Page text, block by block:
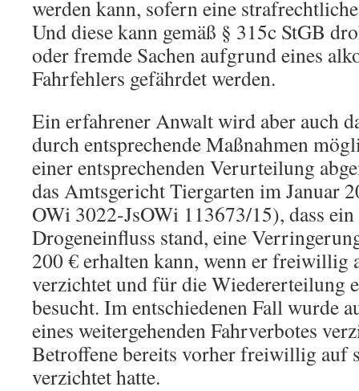
werden kann, sofern eine
Und diese kann gemäß § 315c StGB
oder fremde Sachen aufgrund eines
Fahrfehlers gefährdet werden.
Ein erfahrener Anwalt wird aber auch
durch entsprechende Maßnahmen
einer entsprechenden Verurteilung
das Amtsgericht Tiergarten im Januar
OWi 3022-JsOWi 113673/15), dass
Drogeneinfluss stand, eine
200 € erhalten kann, wenn er freiwillig
verzichtet und für die Wiedererteilung
besucht. Im entschiedenen Fall wurde
eines weitergehenden Fahrverbotes
Betroffene bereits vorher freiwillig auf
verzichtet hatte.